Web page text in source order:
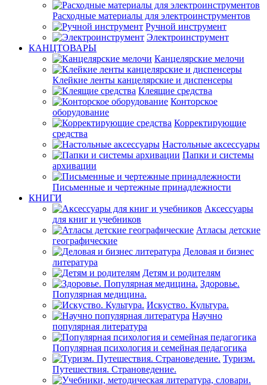
Расходные материалы для электроинструментов
Ручной инструмент
Электроинструмент
КАНЦТОВАРЫ
Канцелярские мелочи
Клейкие ленты канцелярские и диспенсеры
Клеящие средства
Конторское
оборудование
Корректирующие
средства
Настольные аксессуары
Папки и системы
архивации
Письменные и чертежные принадлежности
КНИГИ
Аксессуары
для книг и учебников
Атласы детские
географические
Деловая и бизнес
литература
Детям и родителям
Здоровье.
Популярная медицина.
Искуство. Культура.
Научно
популярная литература
Популярная психология и семейная педагогика
Туризм.
Путешествия. Страноведение.